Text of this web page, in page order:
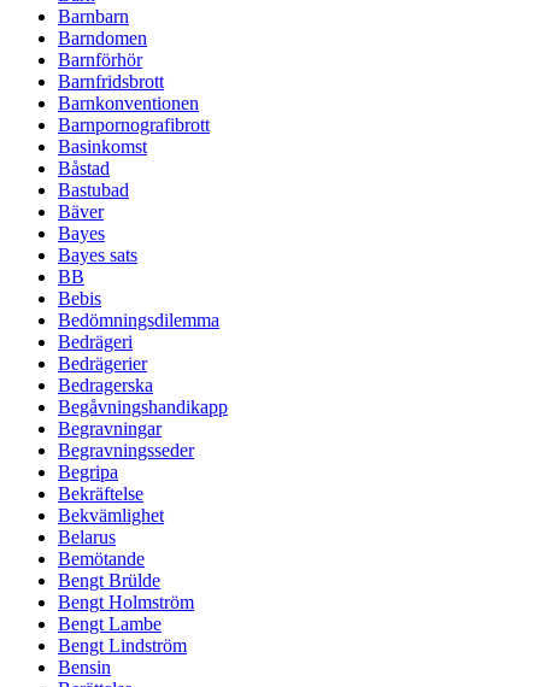
Barnbarn
Barndomen
Barnförhör
Barnfridsbrott
Barnkonventionen
Barnpornografibrott
Basinkomst
Båstad
Bastubad
Bäver
Bayes
Bayes sats
BB
Bebis
Bedömningsdilemma
Bedrägeri
Bedrägerier
Bedragerska
Begåvningshandikapp
Begravningar
Begravningsseder
Begripa
Bekräftelse
Bekvämlighet
Belarus
Bemötande
Bengt Brülde
Bengt Holmström
Bengt Lambe
Bengt Lindström
Bensin